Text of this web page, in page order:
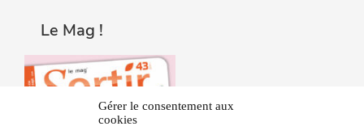
Gérer le consentement aux
cookies
Le Mag !